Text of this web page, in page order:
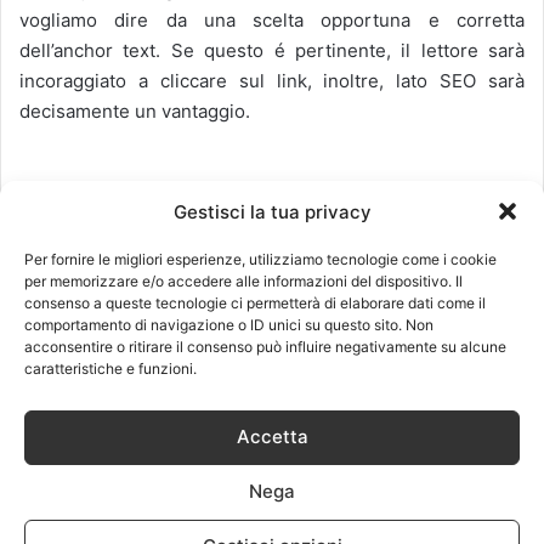
Gestisci la tua privacy
Per fornire le migliori esperienze, utilizziamo tecnologie come i cookie
per memorizzare e/o accedere alle informazioni del dispositivo. Il
consenso a queste tecnologie ci permetterà di elaborare dati come il
comportamento di navigazione o ID unici su questo sito. Non
acconsentire o ritirare il consenso può influire negativamente su alcune
caratteristiche e funzioni.
Accetta
Nega
vogliamo dire da una scelta opportuna e corretta
dell’anchor text. Se questo é pertinente, il lettore sarà
incoraggiato a cliccare sul link, inoltre, lato SEO sarà
decisamente un vantaggio.
LinkedIn PinterestReddit
Articoli simili
Article Spinning : 6 motivi
per stare attenti a questa
tecnica nell’Article
Di cosa si occupa una web
agency?
18 Gennaio 2016